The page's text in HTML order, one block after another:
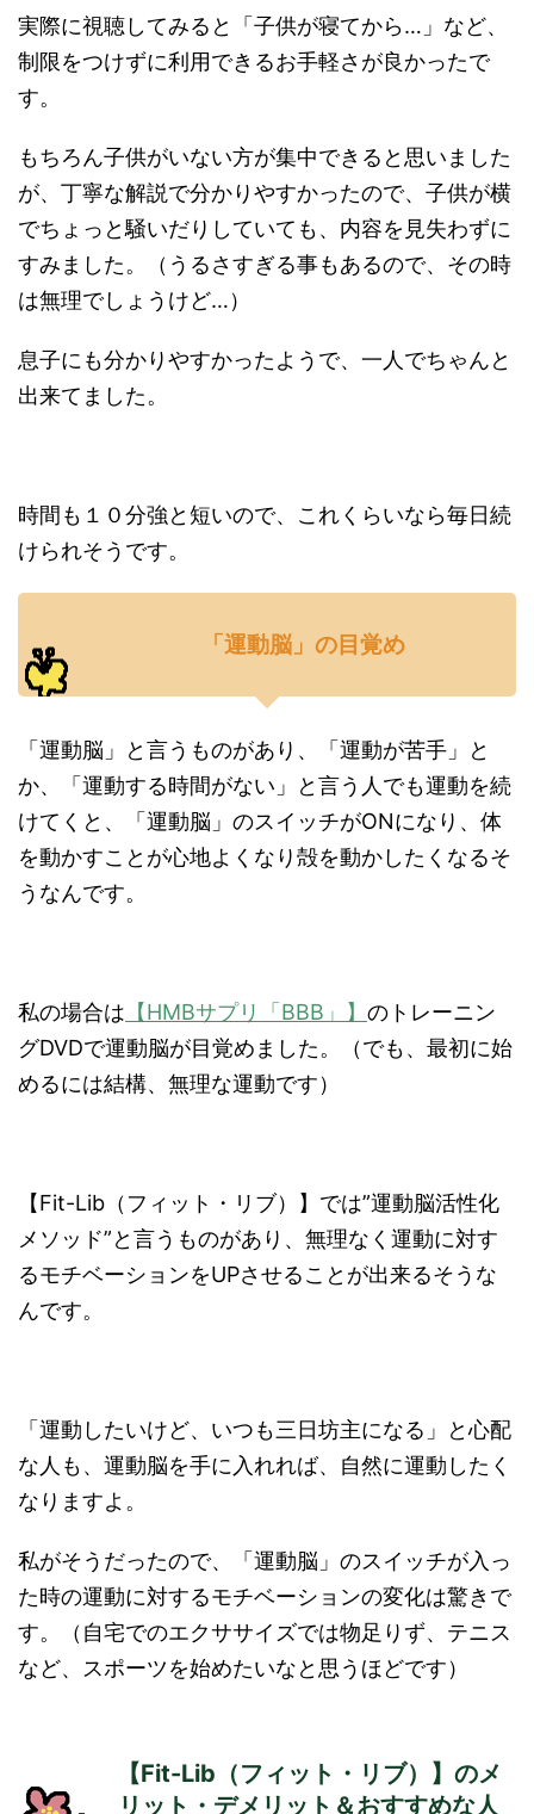
実際に視聴してみると「子供が寝てから…」など、
制限をつけずに利用できるお手軽さが良かったで
す。
もちろん子供がいない方が集中できると思いました
が、丁寧な解説で分かりやすかったので、子供が横
でちょっと騒いだりしていても、内容を見失わずに
すみました。（うるさすぎる事もあるので、その時
は無理でしょうけど…）
息子にも分かりやすかったようで、一人でちゃんと
出来てました。
時間も１０分強と短いので、これくらいなら毎日続
けられそうです。
「運動脳」の目覚め
「運動脳」と言うものがあり、「運動が苦手」と
か、「運動する時間がない」と言う人でも運動を続
けてくと、「運動脳」のスイッチがONになり、体
を動かすことが心地よくなり殻を動かしたくなるそ
うなんです。
私の場合は 【HMBサプリ「BBB」】 のトレーニン
グDVDで運動脳が目覚めました。（でも、最初に始
めるには結構、無理な運動です）
【Fit-Lib（フィット・リブ）】では”運動脳活性化
メソッド”と言うものがあり、無理なく運動に対す
るモチベーションをUPさせることが出来るそうな
んです。
「運動したいけど、いつも三日坊主になる」と心配
な人も、運動脳を手に入れれば、自然に運動したく
なりますよ。
私がそうだったので、「運動脳」のスイッチが入っ
た時の運動に対するモチベーションの変化は驚きで
す。（自宅でのエクササイズでは物足りず、テニス
など、スポーツを始めたいなと思うほどです）
【Fit-Lib（フィット・リブ）】のメ
リット・デメリット＆おすすめな人